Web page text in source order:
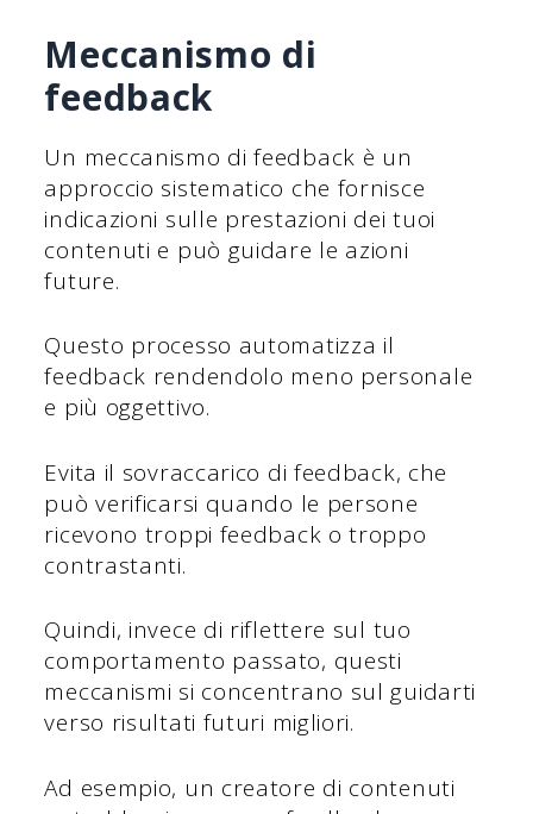
Meccanismo di
feedback
Un meccanismo di feedback è un
approccio sistematico che fornisce
indicazioni sulle prestazioni dei tuoi
contenuti e può guidare le azioni
future.
Questo processo automatizza il
feedback rendendolo meno personale
e più oggettivo.
Evita il sovraccarico di feedback, che
può verificarsi quando le persone
ricevono troppi feedback o troppo
contrastanti.
Quindi, invece di riflettere sul tuo
comportamento passato, questi
meccanismi si concentrano sul guidarti
verso risultati futuri migliori.
Ad esempio, un creatore di contenuti